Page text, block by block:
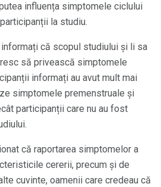
influența simptomele ciclului
la studiu.
că scopul studiului și li sa
să privească simptomele
informați au avut mult mai
simptomele premenstruale și
participanții care nu au fost
că raportarea simptomelor a
cererii, precum și de
cuvinte, oamenii care credeau că